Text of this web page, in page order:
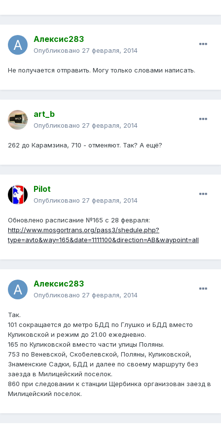
Алексис283
Опубликовано 27 февраля, 2014
Не получается отправить. Могу только словами написать.
art_b
Опубликовано 27 февраля, 2014
262 до Карамзина, 710 - отменяют. Так? А ещё?
Pilot
Опубликовано 27 февраля, 2014
Обновлено расписание №165 с 28 февраля:
http://www.mosgortrans.org/pass3/shedule.php?
type=avto&way=165&date=1111100&direction=AB&waypoint=all
Алексис283
Опубликовано 27 февраля, 2014
Так.
101 сокращается до метро БДД по Глушко и БДД вместо
Куликовской и режим до 21.00 ежедневно.
165 по Куликовской вместо части улицы Поляны.
753 по Веневской, Скобелевской, Поляны, Куликовской,
Знаменские Садки, БДД и далее по своему маршруту без
заезда в Милицейский поселок.
860 при следовании к станции Щербинка организован заезд в
Милицейский поселок.